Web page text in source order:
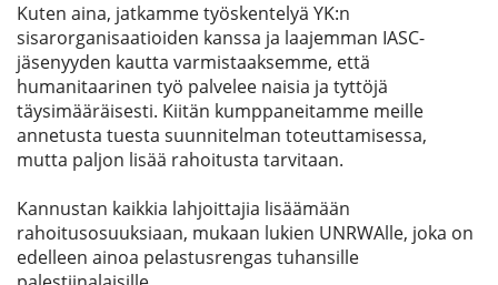
Kuten aina, jatkamme työskentelyä YK:n
sisarorganisaatioiden kanssa ja laajemman IASC-
jäsenyyden kautta varmistaaksemme, että
humanitaarinen työ palvelee naisia ja tyttöjä
täysimääräisesti. Kiitän kumppaneitamme meille
annetusta tuesta suunnitelman toteuttamisessa,
mutta paljon lisää rahoitusta tarvitaan.
Kannustan kaikkia lahjoittajia lisäämään
rahoitusosuuksiaan, mukaan lukien UNRWAlle, joka on
edelleen ainoa pelastusrengas tuhansille